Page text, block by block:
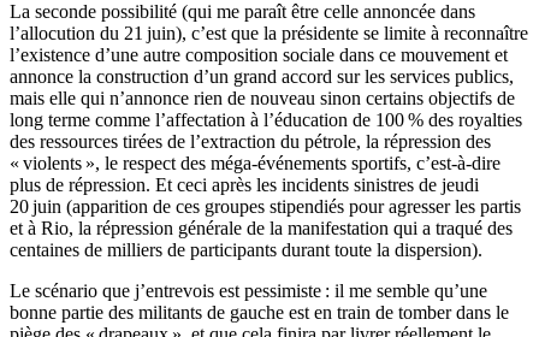
La seconde possibilité (qui me paraît être celle annoncée dans
l’allocution du 21 juin), c’est que la présidente se limite à reconnaître
l’existence d’une autre composition sociale dans ce mouvement et
annonce la construction d’un grand accord sur les services publics,
mais elle qui n’annonce rien de nouveau sinon certains objectifs de
long terme comme l’affectation à l’éducation de 100 % des royalties
des ressources tirées de l’extraction du pétrole, la répression des
« violents », le respect des méga-événements sportifs, c’est-à-dire
plus de répression. Et ceci après les incidents sinistres de jeudi
20 juin (apparition de ces groupes stipendiés pour agresser les partis
et à Rio, la répression générale de la manifestation qui a traqué des
centaines de milliers de participants durant toute la dispersion).
Le scénario que j’entrevois est pessimiste : il me semble qu’une
bonne partie des militants de gauche est en train de tomber dans le